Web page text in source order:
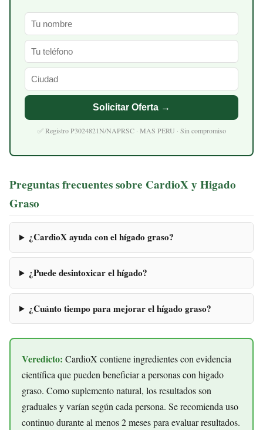
Solicitar Oferta →
✅ Registro P3024821N/NAPRSC · MAS PERU · Sin compromiso
Preguntas frecuentes sobre CardioX y Higado
Graso
¿CardioX ayuda con el hígado graso?
¿Puede desintoxicar el hígado?
¿Cuánto tiempo para mejorar el hígado graso?
Veredicto: CardioX contiene ingredientes con evidencia
científica que pueden beneficiar a personas con higado
graso. Como suplemento natural, los resultados son
graduales y varían según cada persona. Se recomienda uso
continuo durante al menos 2 meses para evaluar resultados.